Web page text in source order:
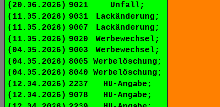
(20.06.2026) 9021
Unfall;
(11.05.2026) 9031
Lackänderung;
(11.05.2026) 9007
Lackänderung;
(11.05.2026) 9020
Werbewechsel;
(04.05.2026) 9003
Werbewechsel;
(04.05.2026) 8005
Werbelöschung;
(04.05.2026) 8040
Werbelöschung;
(12.04.2026) 2237
HU-Angabe;
(12.04.2026) 9078
HU-Angabe;